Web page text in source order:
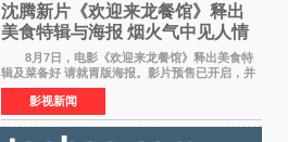
沈腾新片《欢迎来龙餐馆》释出
美食特辑与海报 烟火气中见人情
温暖
8月7日，电影《欢迎来龙餐馆》释出美食特
辑及菜备好 请就胃版海报。影片预售已开启，并
将于8月8日至10日14:00-21:00举行全国超前点
映。电影《欢迎来龙餐馆》作为战争美食喜剧大
片，讲述了中国
影视新闻